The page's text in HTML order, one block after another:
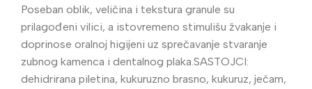
Poseban oblik, veličina i tekstura granule su
prilagođeni vilici, a istovremeno stimulišu žvakanje i
doprinose oralnoj higijeni uz sprečavanje stvaranje
zubnog kamenca i dentalnog plaka.SASTOJCI:
dehidrirana piletina, kukuruzno brasno, kukuruz, ječam,